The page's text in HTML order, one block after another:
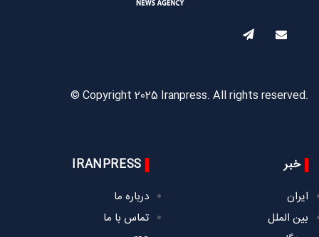
© Copyright 2025 Iranpress. All rights reserved.
خبر
ایران
بین الملل
IRANPRESS
درباره ما
تماس با ما